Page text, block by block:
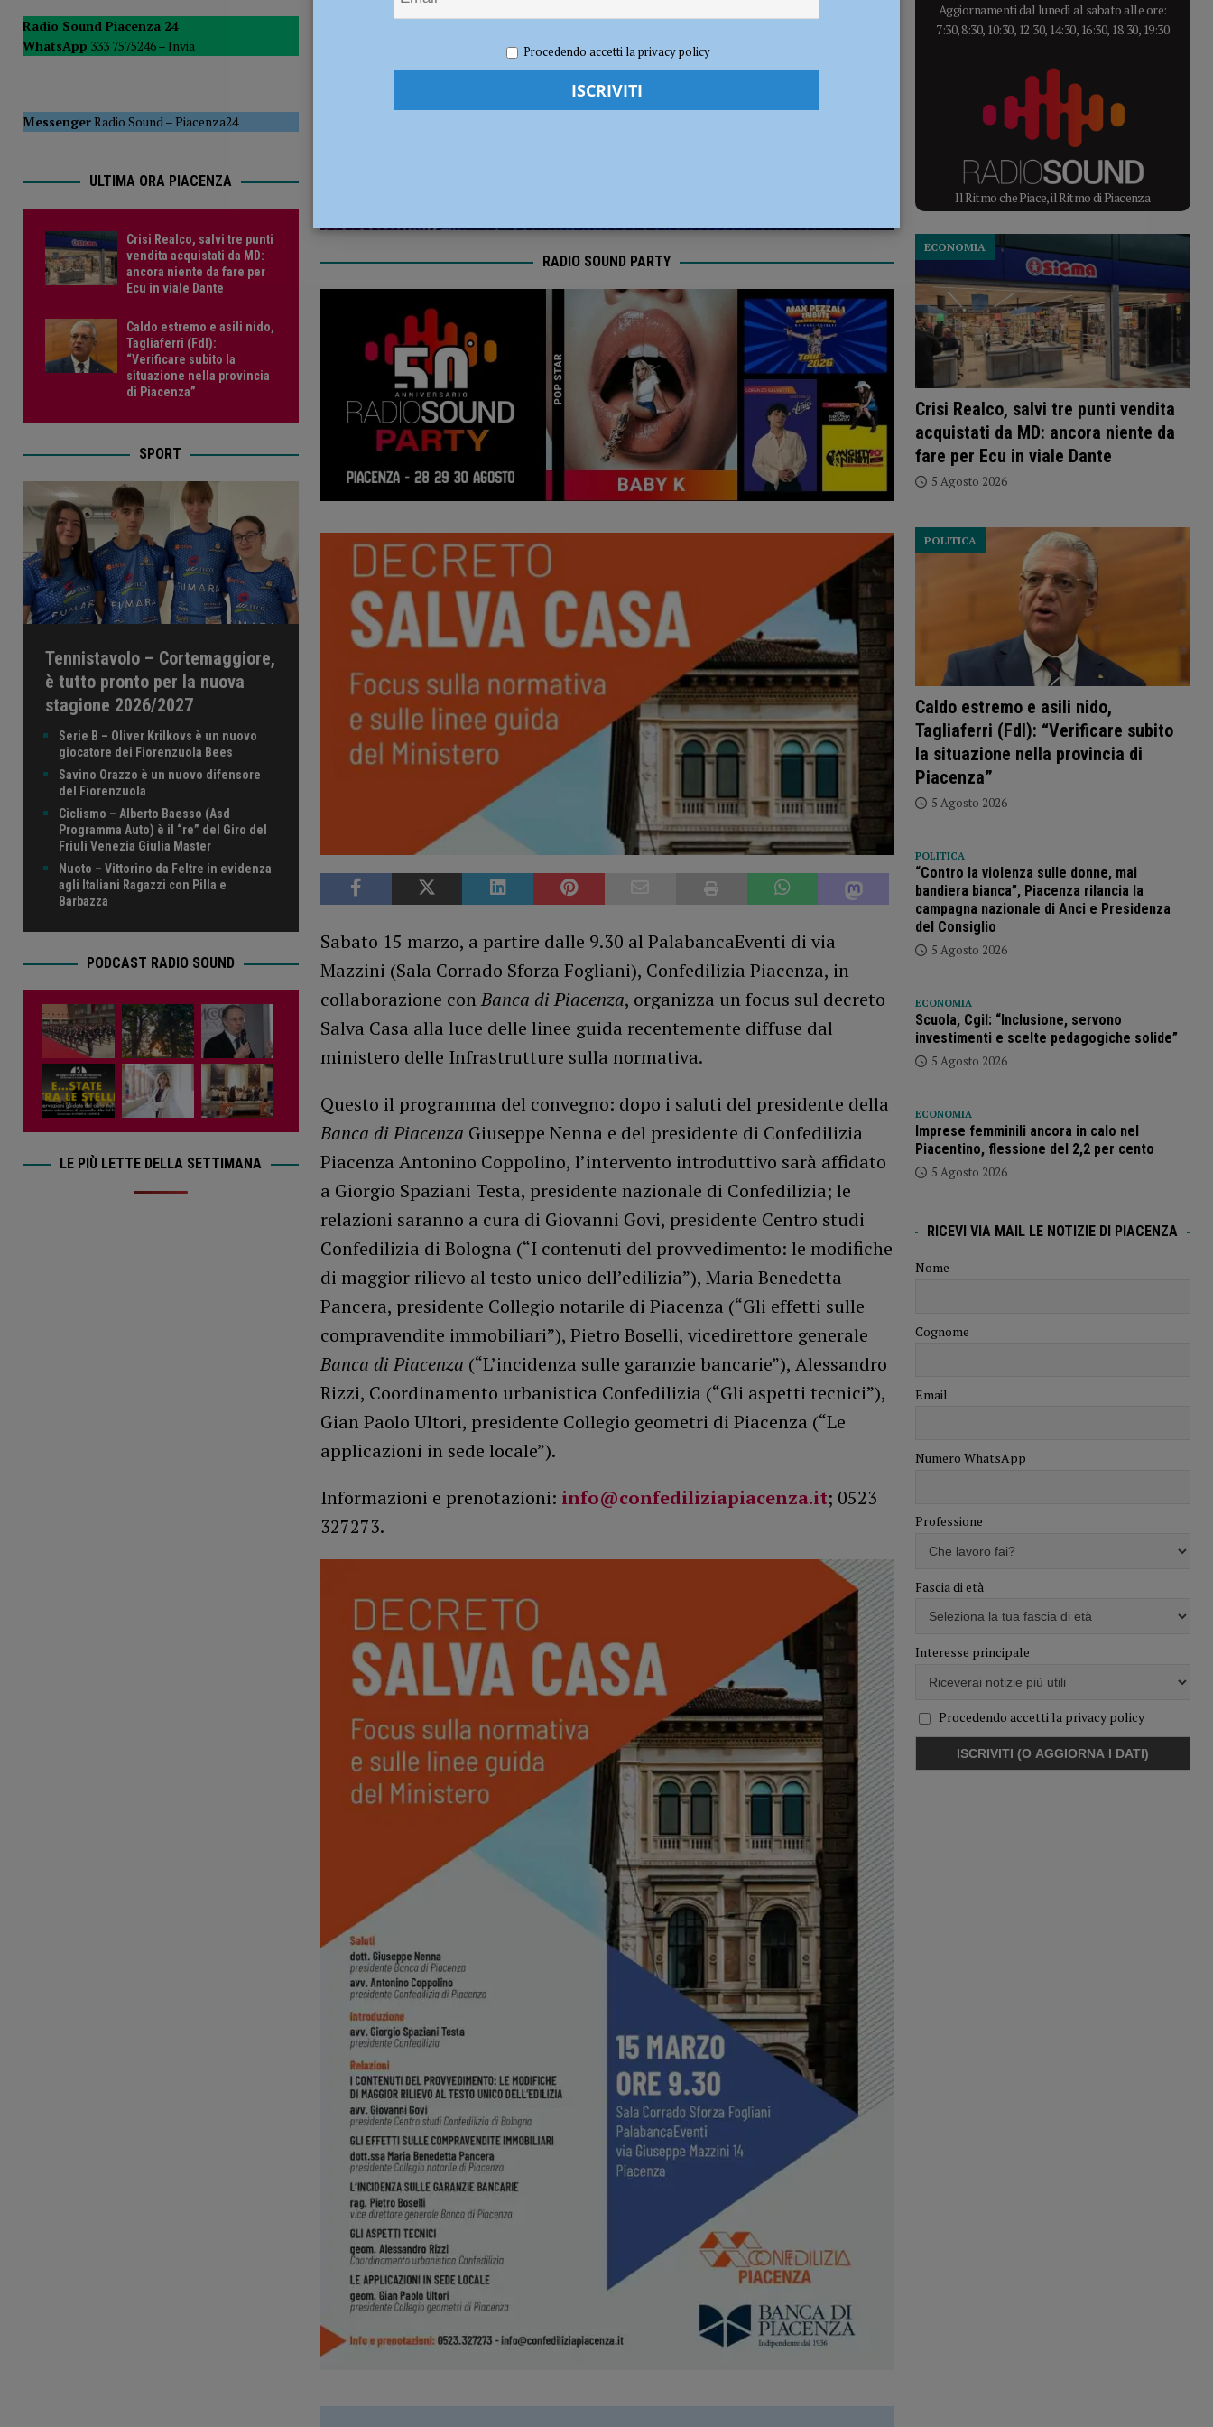
[ 5 Agosto 2026 ] Tennistavolo – Cortemaggiore, è tutto pronto per la nuova stagione 2026/2027 NOTIZIE
Redazione FG Economia
RADIO SOUND PARTY
Sabato 15 marzo, a partire dalle 9.30 al PalabancaEventi di via
Mazzini (Sala Corrado Sforza Fogliani), Confedilizia Piacenza, in
collaborazione conBanca di Piacenza, organizza un focus sul decreto
Salva Casa alla luce delle linee guida recentemente diffuse dal
ministero delle Infrastrutture sulla normativa.
Questo il programma del convegno: dopo i saluti del presidente della
Banca di Piacenza Giuseppe Nenna e del presidente di Confedilizia
Piacenza Antonino Coppolino, l’intervento introduttivo sarà affidato
a Giorgio Spaziani Testa, presidente nazionale di Confedilizia; le
relazioni saranno a cura di Giovanni Govi, presidente Centro studi
Confedilizia di Bologna (“I contenuti del provvedimento: le modifiche
di maggior rilievo al testo unico dell’edilizia”), Maria Benedetta
Pancera, presidente Collegio notarile di Piacenza (“Gli effetti sulle
compravendite immobiliari”), Pietro Boselli, vicedirettore generale
Banca di Piacenza (“L’incidenza sulle garanzie bancarie”), Alessandro
Rizzi, Coordinamento urbanistica Confedilizia (“Gli aspetti tecnici”),
Gian Paolo Ultori, presidente Collegio geometri di Piacenza (“Le
applicazioni in sede locale”).
Informazioni e prenotazioni: info@confediliziapiacenza.it; 0523
327273.
Radio Sound Piacenza 24
WhatsApp 333 7575246 – Invia
MessengerRadio Sound–Piacenza24
ULTIMA ORA PIACENZA
Crisi Realco, salvi tre punti
vendita acquistati da MD:
ancora niente da fare per
Ecu in viale Dante
Caldo estremo e asili nido,
Tagliaferri (FdI):
“Verificare subito la
situazione nella provincia
di Piacenza”
SPORT
Tennistavolo – Cortemaggiore,
è tutto pronto per la nuova
stagione 2026/2027
Serie B – Oliver Krilkovs è un nuovo
giocatore dei Fiorenzuola Bees
Savino Orazzo è un nuovo difensore
del Fiorenzuola
Ciclismo – Alberto Baesso (Asd
Programma Auto) è il “re” del Giro del
Friuli Venezia Giulia Master
Nuoto – Vittorino da Feltre in evidenza
agli Italiani Ragazzi con Pilla e
Barbazza
PODCAST RADIO SOUND
LE PIÙ LETTE DELLA SETTIMANA
Aggiornamenti dal lunedì al sabato alle ore:
7:30, 8:30, 10:30, 12:30, 14:30, 16:30, 18:30, 19:30
Il Ritmo che Piace, il Ritmo di Piacenza
Crisi Realco, salvi tre punti vendita
acquistati da MD: ancora niente da
fare per Ecu in viale Dante
ECONOMIA
5 Agosto 2026
Caldo estremo e asili nido,
Tagliaferri (FdI): “Verificare subito
la situazione nella provincia di
Piacenza”
POLITICA
5 Agosto 2026
POLITICA
“Contro la violenza sulle donne, mai
bandiera bianca”, Piacenza rilancia la
campagna nazionale di Anci e Presidenza
del Consiglio
5 Agosto 2026
ECONOMIA
Scuola, Cgil: “Inclusione, servono
investimenti e scelte pedagogiche solide”
5 Agosto 2026
ECONOMIA
Imprese femminili ancora in calo nel
Piacentino, flessione del 2,2 per cento
5 Agosto 2026
RICEVI VIA MAIL LE NOTIZIE DI PIACENZA
Nome
Cognome
Email
Numero WhatsApp
Professione
Fascia di età
Interesse principale
Procedendo accetti la privacy policy
Procedendo accetti la privacy policy